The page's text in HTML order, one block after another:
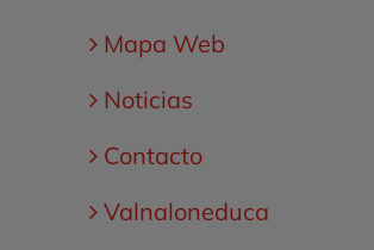
Mapa Web
Noticias
Contacto
Valnaloneduca